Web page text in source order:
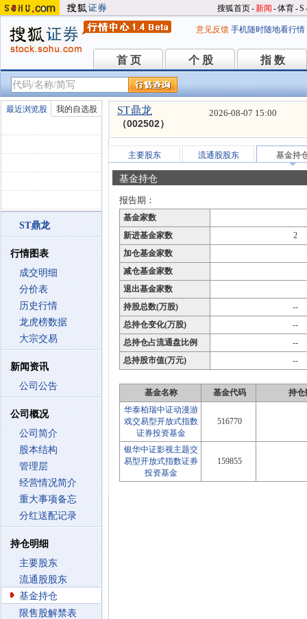
搜狐首页-新闻 -体育-S
意见反馈 手机随时随地看行情
首 页
首 页 个 股
个 股 指 数
指 数
最近浏览股 我的自选股
ST鼎龙
行情图表
成交明细
分价表
历史行情
龙虎榜数据
大宗交易
新闻资讯
公司公告
公司概况
公司简介
股本结构
管理层
经营情况简介
重大事项备忘
分红送配记录
持仓明细
主要股东
流通股股东
基金持仓
限售股解禁表
ST鼎龙
（002502）
2026-08-07 15:00
主要股东 流通股股东 基金持
基金持仓
报告期：
基金家数
新进基金家数
2
加仓基金家数
减仓基金家数
退出基金家数
持股总数(万股)
--
总持仓变化(万股)
--
总持仓占流通盘比例
--
总持股市值(万元)
--
基金名称 基金代码
持仓
华泰柏瑞中证动漫游
戏交易型开放式指数
证券投资基金
516770
银华中证影视主题交
易型开放式指数证券
投资基金
159855